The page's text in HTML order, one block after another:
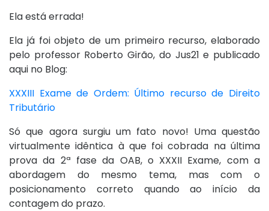
Ela está errada!
Ela já foi objeto de um primeiro recurso, elaborado
pelo professor Roberto Girão, do Jus21 e publicado
aqui no Blog:
XXXIII Exame de Ordem: Último recurso de Direito
Tributário
Só que agora surgiu um fato novo! Uma questão
virtualmente idêntica à que foi cobrada na última
prova da 2ª fase da OAB, o XXXII Exame, com a
abordagem do mesmo tema, mas com o
posicionamento correto quando ao início da
contagem do prazo.